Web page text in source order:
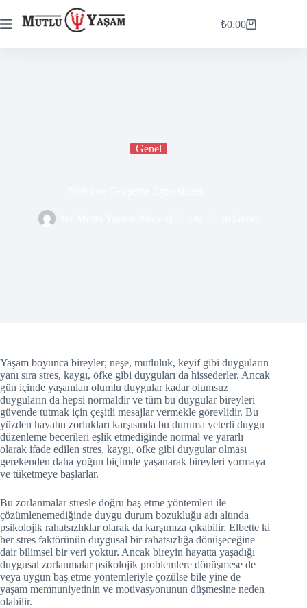
₺0.00
Genel
Yaşam boyunca bireyler; neşe, mutluluk, keyif gibi duyguların
yanı sıra stres, kaygı, öfke gibi duyguları da hissederler. Ancak
gün içinde yaşanılan olumlu duygular kadar olumsuz
duyguların da hepsi normaldir ve tüm bu duygular bireyleri
güvende tutmak için çeşitli mesajlar vermekle görevlidir. Bu
yüzden hayatın zorlukları karşısında bu duruma yeterli duygu
düzenleme becerileri eşlik etmediğinde normal ve yararlı
olarak ifade edilen stres, kaygı, öfke gibi duygular olması
gerekenden daha yoğun biçimde yaşanarak bireyleri yormaya
ve tüketmeye başlarlar.
Bu zorlanmalar stresle doğru baş etme yöntemleri ile
çözümlenemediğinde duygu durum bozukluğu adı altında
psikolojik rahatsızlıklar olarak da karşımıza çıkabilir. Elbette ki
her stres faktörünün duygusal bir rahatsızlığa dönüşeceğine
dair bilimsel bir veri yoktur. Ancak bireyin hayatta yaşadığı
duygusal zorlanmalar psikolojik problemlere dönüşmese de
veya uygun baş etme yöntemleriyle çözülse bile yine de
yaşam memnuniyetinin ve motivasyonunun düşmesine neden
olabilir.